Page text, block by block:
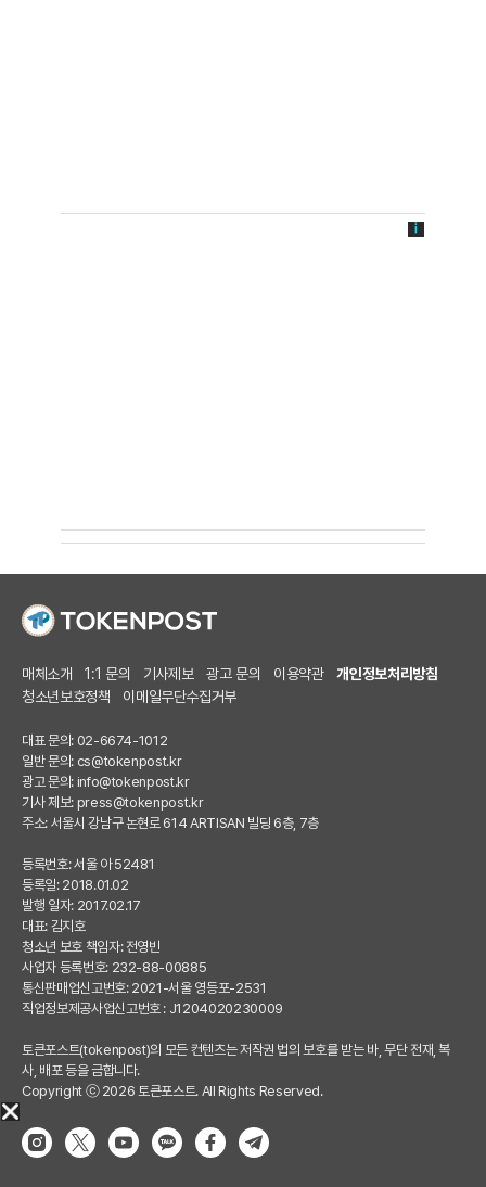
매체소개 1:1 문의 기사제보 광고 문의 이용약관
개인정보처리방침
청소년보호정책
이메일무단수집거부
대표 문의: 02-6674-1012
일반 문의: cs@tokenpost.kr
광고 문의: info@tokenpost.kr
기사 제보: press@tokenpost.kr
주소: 서울시 강남구 논현로 614 ARTISAN 빌딩 6층, 7층
등록번호: 서울 아 52481
등록일: 2018.01.02
발행 일자: 2017.02.17
대표: 김지호
청소년 보호 책임자: 전영빈
사업자 등록번호: 232-88-00885
통신판매업신고번호: 2021-서울 영등포-2531
직업정보제공사업신고번호 : J1204020230009
토큰포스트(tokenpost)의 모든 컨텐츠는 저작권 법의 보호를 받는 바, 무단 전재, 복
사, 배포 등을 금합니다.
Copyright ⓒ 2026 토큰포스트. All Rights Reserved.